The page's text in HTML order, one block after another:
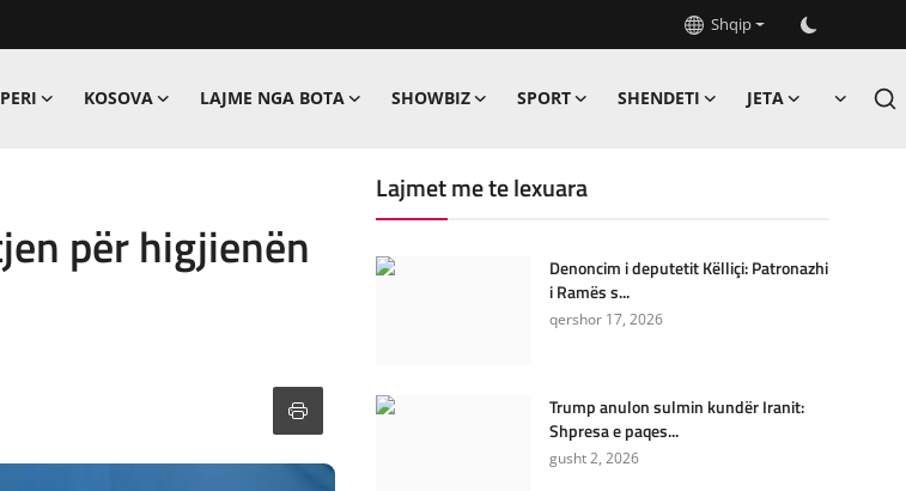
Shqip
KOSOVA LAJME NGA BOTA SHOWBIZ SPORT SHENDETI JETA
për higjienën
Lajmet me te lexuara
Denoncim i deputetit Këlliçi: Patronazhi
i Ramës s...
qershor 17, 2026
Trump anulon sulmin kundër Iranit:
Shpresa e paqes...
gusht 2, 2026